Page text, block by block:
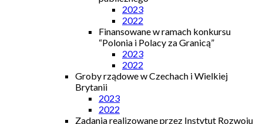
2023
2022
Finansowane w ramach konkursu
“Polonia i Polacy za Granicą”
2023
2022
Groby rządowe w Czechach i Wielkiej
Brytanii
2023
2022
Zadania realizowane przez Instytut Rozwoju